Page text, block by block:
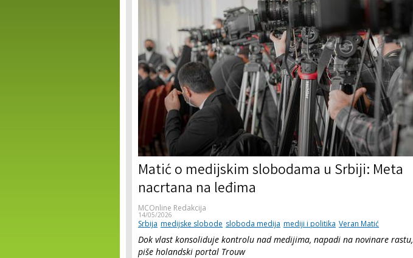
Matić o medijskim slobodama u Srbiji: Meta
nacrtana na leđima
MCOnline Redakcija
14/05/2026
Srbija medijske slobode sloboda medija mediji i politika Veran Matić
Dok vlast konsoliduje kontrolu nad medijima, napadi na novinare rastu,
piše holandski portal Trouw